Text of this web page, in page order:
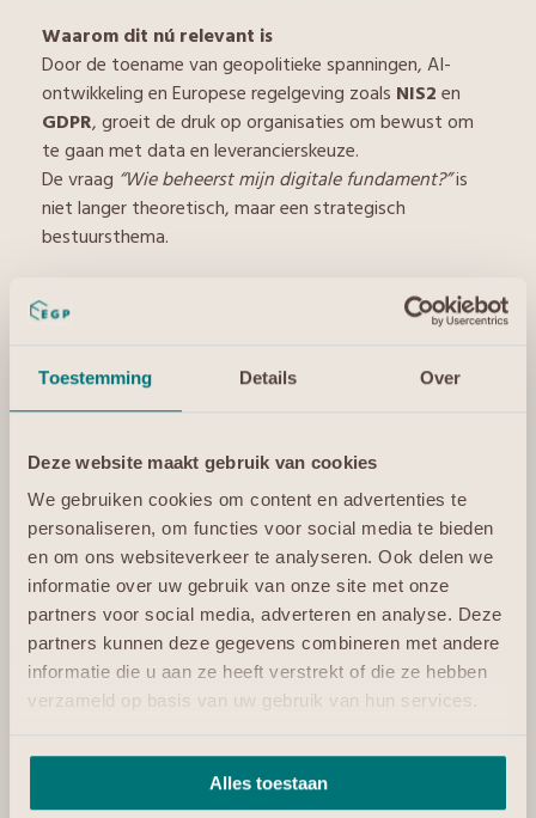
Toestemming Details Over
Deze website maakt gebruik van cookies
We gebruiken cookies om content en advertenties te
personaliseren, om functies voor social media te bieden
en om ons websiteverkeer te analyseren. Ook delen we
informatie over uw gebruik van onze site met onze
partners voor social media, adverteren en analyse. Deze
partners kunnen deze gegevens combineren met andere
informatie die u aan ze heeft verstrekt of die ze hebben
verzameld op basis van uw gebruik van hun services.
Alles toestaan
Waarom dit nú relevant is
Door de toename van geopolitieke spanningen, AI-
ontwikkeling en Europese regelgeving zoals NIS2en
GDPR, groeit de druk op organisaties om bewust om
te gaan met data en leverancierskeuze.
De vraag “Wie beheerst mijn digitale fundament?”is
niet langer theoretisch, maar een strategisch
bestuursthema.
Veel aanbieders claimen Europese dataverwerking,
Zolang een organisatie onder niet-Europese jurisdictie
valt, kan buitenlandse wetgeving — zoals de
afdwingen tot jouw data, zelfs als die fysiek in
Nederland staat.
Echte data soevereiniteit begint dus bijjuridische en
technologische onafhankelijkheid.
De risico’s van afhankelijkheid
Lock-in bij één leverancier of hyperscaler beperkt
innovatie, verhoogt kosten en maakt bedrijven
kwetsbaar bij veranderingen in beleid of prijsstructuren.
Digitale vrijheid geeft juist
keuzevrijheid, controle en